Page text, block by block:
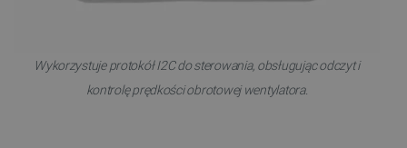
Wykorzystuje protokółI2Cdo sterowania, obsługującodczyt i
kontrolę prędkości obrotowej wentylatora.